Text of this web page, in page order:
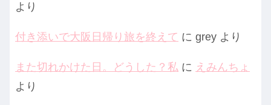
より
付き添いで大阪日帰り旅を終えて に grey より
また切れかけた日。どうした？私 に えみんちょ
より